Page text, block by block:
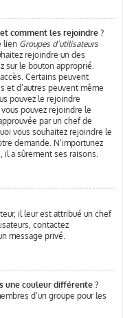
comment les rejoindre ?
lien Groupes d’utilisateurs
rejoindre un des
sur le bouton approprié.
Certains peuvent
et d’autres peuvent même
pouvez le rejoindre
pouvez rejoindre le
par un chef de
vous souhaitez rejoindre le
demande. N’importunez
il a sûrement ses raisons.
il leur est attribué un chef
contactez
message privé.
une couleur différente ?
d’un groupe pour les